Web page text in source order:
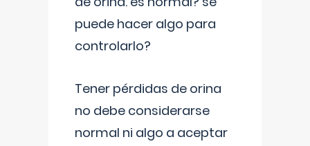
puede hacer algo para
controlarlo?
Tener pérdidas de orina
no debe considerarse
normal ni algo a aceptar